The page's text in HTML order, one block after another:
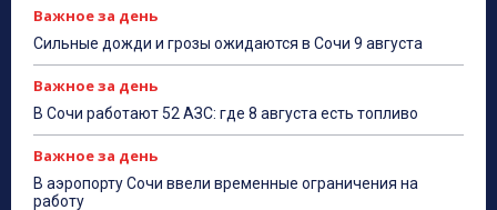
Важное за день
Сильные дожди и грозы ожидаются в Сочи 9 августа
Важное за день
В Сочи работают 52 АЗС: где 8 августа есть топливо
Важное за день
В аэропорту Сочи ввели временные ограничения на
работу